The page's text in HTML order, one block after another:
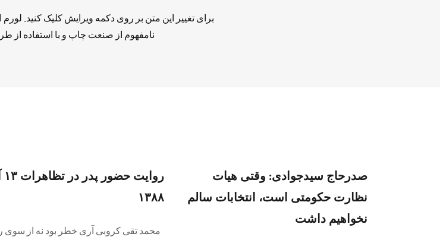
برای تغییر این متن بر روی دکمه ویرایش کلیک کنید.
نامفهوم از صنعت چاپ و با استفاده از
صدرحاج سیدجوادی: وقتی هیات
نظارت حکومتی است، انتخابات سالم
نخواهیم داشت
۱۳۸۸
محمد تقی کروبی آری خطر بود نه از سوی